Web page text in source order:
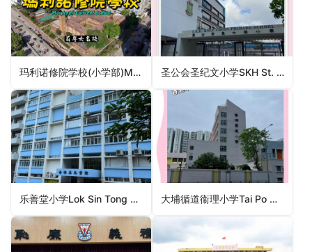
玛利诺修院学校(小学部)Maryknoll Convent School (Primary Section)（九龙城区小学） 圣公会圣纪文小学SKH St. Clement’s Primary School（深水埗区小学）
乐善堂小学Lok Sin Tong Primary School（小学） 大埔循道衞理小学Tai Po Methodist School（大埔区小学）